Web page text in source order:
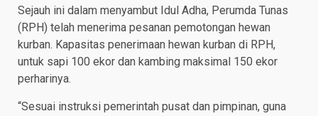
Sejauh ini dalam menyambut Idul Adha, Perumda Tunas
(RPH) telah menerima pesanan pemotongan hewan
kurban. Kapasitas penerimaan hewan kurban di RPH,
untuk sapi 100 ekor dan kambing maksimal 150 ekor
perharinya.
“Sesuai instruksi pemerintah pusat dan pimpinan, guna